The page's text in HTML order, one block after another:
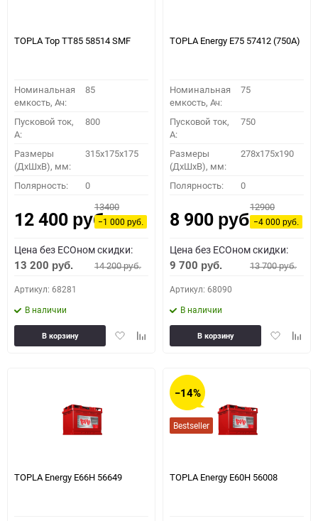
TOPLA Top TT85 58514 SMF
Номинальная
емкость, Ач:
85
Пусковой ток,
A:
800
Размеры
(ДхШхВ), мм:
315x175x175
Полярность: 0
12 400 руб.
13400
−1 000руб.
Цена без ECOном скидки:
13 200 руб. 14 200руб.
Артикул: 68281
В наличии
ДобавитьДобавить
В корзину
TOPLA Energy E75 57412 (750A)
Номинальная
емкость, Ач:
75
Пусковой ток,
A:
750
Размеры
(ДхШхВ), мм:
278x175x190
Полярность: 0
8 900 руб.
12900
−4 000руб.
Цена без ECOном скидки:
9 700 руб. 13 700руб.
Артикул: 68090
В наличии
Добавить
В корзину
TOPLA Energy E66H 56649
−14%
Bestseller
TOPLA Energy E60H 56008